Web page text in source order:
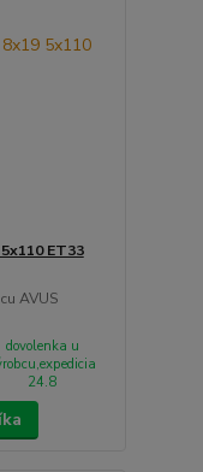
ET33
AVUS
dovolenka u
24.8